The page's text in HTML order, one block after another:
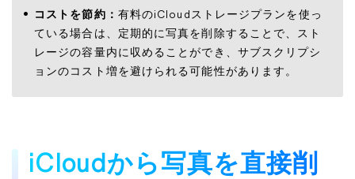
コストを節約： 有料のiCloudストレージプランを使っ
ている場合は、定期的に写真を削除することで、スト
レージの容量内に収めることができ、サブスクリプシ
ョンのコスト増を避けられる可能性があります。
iCloudから写真を直接削